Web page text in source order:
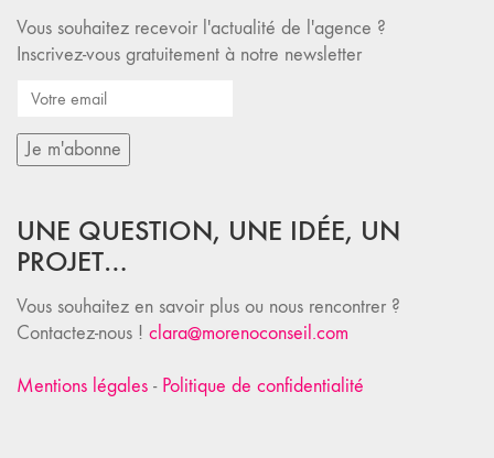
Vous souhaitez recevoir l'actualité de l'agence ?
Inscrivez-vous gratuitement à notre newsletter
UNE QUESTION, UNE IDÉE, UN
PROJET…
Vous souhaitez en savoir plus ou nous rencontrer ?
Contactez-nous ! clara@morenoconseil.com
Mentions légales - Politique de confidentialité